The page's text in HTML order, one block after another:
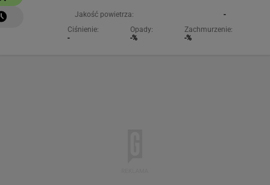
Jakość powietrza:
-
Ciśnienie:
-
Opady:
-%
Zachmurzenie:
-%